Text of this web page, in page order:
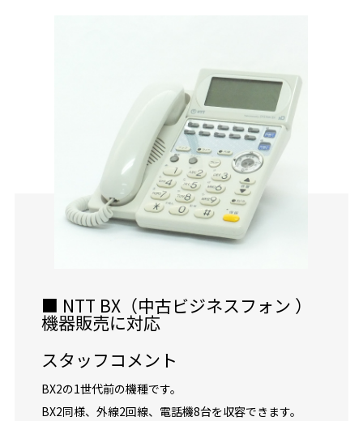
■ NTT BX（中古ビジネスフォン ）
機器販売に対応
スタッフコメント
BX2の1世代前の機種です。
BX2同様、外線2回線、電話機8台を収容できます。